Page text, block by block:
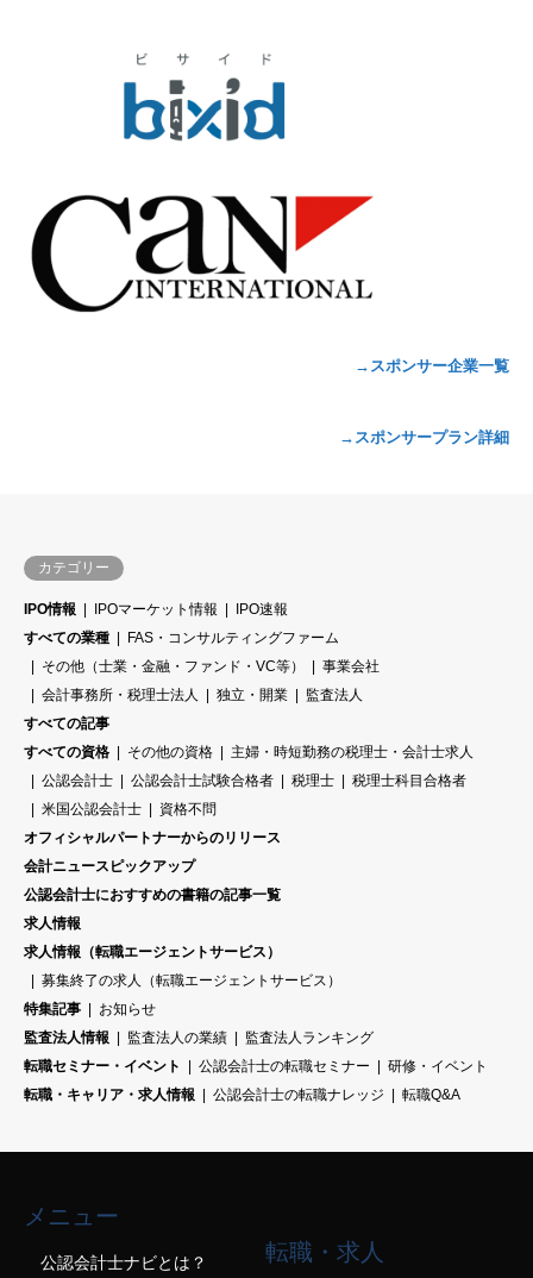
→スポンサー企業一覧
→スポンサープラン詳細
カテゴリー
IPO情報 IPOマーケット情報
IPO速報
すべての業種
FAS・コンサルティングファーム
その他（士業・金融・ファンド・VC等）
事業会社
会計事務所・税理士法人
独立・開業
監査法人
すべての記事
すべての資格
その他の資格
主婦・時短勤務の税理士・会計士求人
公認会計士
公認会計士試験合格者 税理士
税理士科目合格者
米国公認会計士
資格不問
オフィシャルパートナーからのリリース
会計ニュースピックアップ
公認会計士におすすめの書籍の記事一覧
求人情報
求人情報（転職エージェントサービス）
募集終了の求人（転職エージェントサービス）
特集記事
お知らせ
監査法人情報
監査法人の業績
監査法人ランキング
転職セミナー・イベント
公認会計士の転職セミナー
研修・イベント
転職・キャリア・求人情報
公認会計士の転職ナレッジ 転職Q&A
メニュー
公認会計士ナビとは？
転職・求人